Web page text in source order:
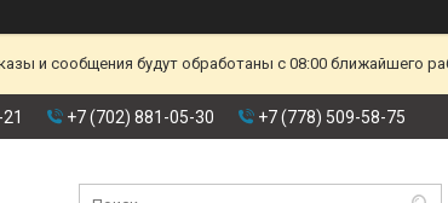
и сообщения будут обработаны с 08:00 ближайшего
+7 (702) 881-05-30 +7 (778) 509-58-75